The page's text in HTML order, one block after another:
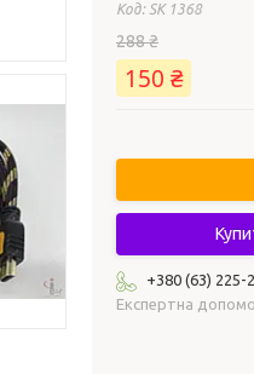
Код: SK 1368
288 ₴
150 ₴
+380 (63) 225-
Експертна